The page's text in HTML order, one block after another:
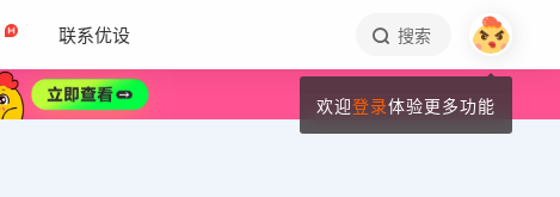
联系优设 搜索
欢迎登录体验更多功能